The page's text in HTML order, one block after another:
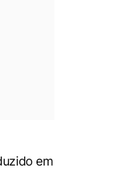
em